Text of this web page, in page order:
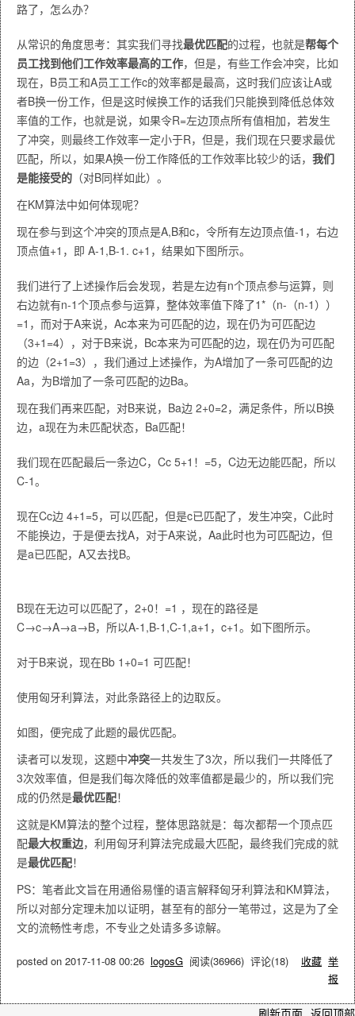
路了，怎么办？
从常识的角度思考：其实我们寻找最优匹配的过程，也就是帮每个
员工找到他们工作效率最高的工作，但是，有些工作会冲突，比如
现在，B员工和A员工工作c的效率都是最高，这时我们应该让A或
者B换一份工作，但是这时候换工作的话我们只能换到降低总体效
率值的工作，也就是说，如果令R=左边顶点所有值相加，若发生
了冲突，则最终工作效率一定小于R，但是，我们现在只要求最优
匹配，所以，如果A换一份工作降低的工作效率比较少的话， 我们
是能接受的 （对B同样如此）。
在KM算法中如何体现呢？
现在参与到这个冲突的顶点是A,B和c，令所有左边顶点值-1，右边
顶点值+1，即 A-1,B-1. c+1，结果如下图所示。
我们进行了上述操作后会发现，若是左边有n个顶点参与运算，则
右边就有n-1个顶点参与运算，整体效率值下降了1*（n-（n-1））
=1，而对于A来说，Ac本来为可匹配的边，现在仍为可匹配边
（3+1=4），对于B来说，Bc本来为可匹配的边，现在仍为可匹配
的边（2+1=3），我们通过上述操作，为A增加了一条可匹配的边
Aa，为B增加了一条可匹配的边Ba。
现在我们再来匹配，对B来说，Ba边 2+0=2，满足条件，所以B换
边，a现在为未匹配状态，Ba匹配！
我们现在匹配最后一条边C，Cc 5+1！=5，C边无边能匹配，所以
C-1。
现在Cc边 4+1=5，可以匹配，但是c已匹配了，发生冲突，C此时
不能换边，于是便去找A，对于A来说，Aa此时也为可匹配边，但
是a已匹配，A又去找B。
B现在无边可以匹配了，2+0！=1 ，现在的路径是
C→c→A→a→B，所以A-1,B-1,C-1,a+1，c+1。如下图所示。
对于B来说，现在Bb 1+0=1 可匹配！
使用匈牙利算法，对此条路径上的边取反。
如图，便完成了此题的最优匹配。
读者可以发现，这题中冲突一共发生了3次，所以我们一共降低了
3次效率值，但是我们每次降低的效率值都是最少的，所以我们完
成的仍然是最优匹配！
这就是KM算法的整个过程，整体思路就是：每次都帮一个顶点匹
配最大权重边，利用匈牙利算法完成最大匹配，最终我们完成的就
是最优匹配！
PS：笔者此文旨在用通俗易懂的语言解释匈牙利算法和KM算法，
所以对部分定理未加以证明，甚至有的部分一笔带过，这是为了全
文的流畅性考虑，不专业之处请多多谅解。
posted on 2017-11-08 00:26 logosG 阅读(36966) 评论(18) 收藏 举
报
刷新页面 返回顶部